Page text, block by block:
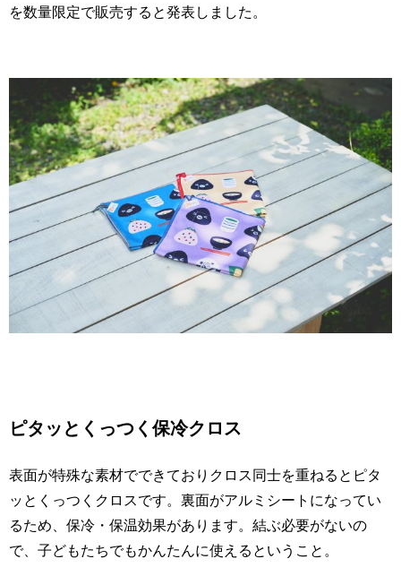
を数量限定で販売すると発表しました。
ピタッとくっつく保冷クロス
表面が特殊な素材でできておりクロス同士を重ねるとピタ
ッとくっつくクロスです。裏面がアルミシートになってい
るため、保冷・保温効果があります。結ぶ必要がないの
で、子どもたちでもかんたんに使えるということ。